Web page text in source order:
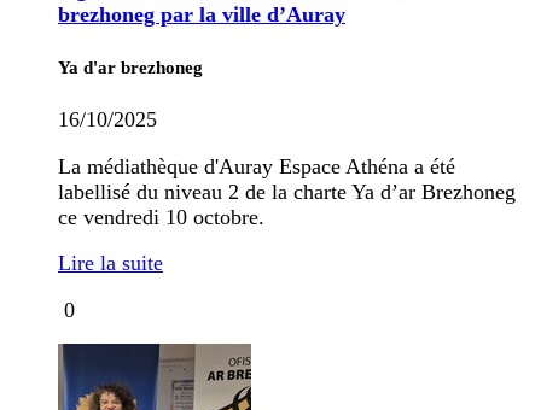
brezhoneg par la ville d’Auray
Ya d'ar brezhoneg
16/10/2025
La médiathèque d'Auray Espace Athéna a été
labellisé du niveau 2 de la charte Ya d’ar Brezhoneg
ce vendredi 10 octobre.
Lire la suite
0